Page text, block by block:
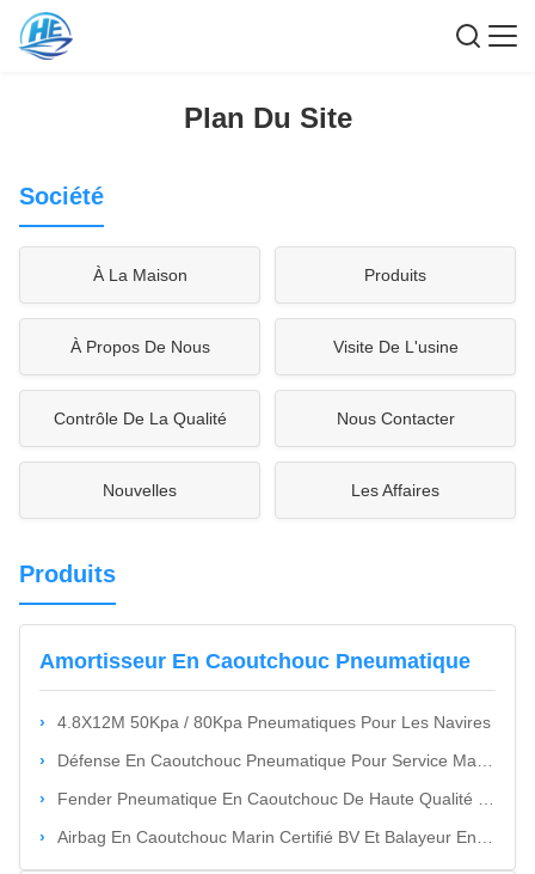
Plan Du Site
Société
À La Maison Produits
À Propos De Nous Visite De L'usine
Contrôle De La Qualité Nous Contacter
Nouvelles Les Affaires
Produits
Amortisseur En Caoutchouc Pneumatique
4.8X12M 50Kpa / 80Kpa Pneumatiques Pour Les Navires
Défense En Caoutchouc Pneumatique Pour Service Maritime
Fender Pneumatique En Caoutchouc De Haute Qualité Pour La Marine
Airbag En Caoutchouc Marin Certifié BV Et Balayeur En Caoutchouc Pneumatique De 4 À 25 M De Longueur Et De 6 À 8 Ans De Durée De Vie Utile